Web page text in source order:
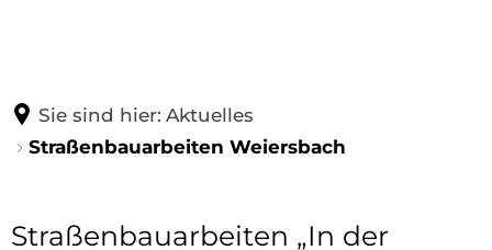
Tätigkeiten wiederkehrende Beitrag
INFOCENTER
Grundstücksanschlüsse
Sie sind hier: Aktuelles
Straßenbauarbeiten Weiersbach
Straßenbauarbeiten „In der